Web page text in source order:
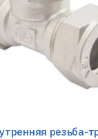
резьба-